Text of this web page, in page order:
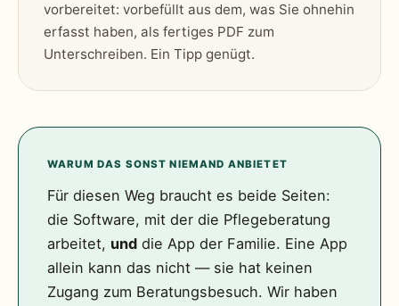
vorbereitet: vorbefüllt aus dem, was Sie ohnehin
erfasst haben, als fertiges PDF zum
Unterschreiben. Ein Tipp genügt.
WARUM DAS SONST NIEMAND ANBIETET
Für diesen Weg braucht es beide Seiten:
die Software, mit der die Pflegeberatung
arbeitet, und die App der Familie. Eine App
allein kann das nicht — sie hat keinen
Zugang zum Beratungsbesuch. Wir haben